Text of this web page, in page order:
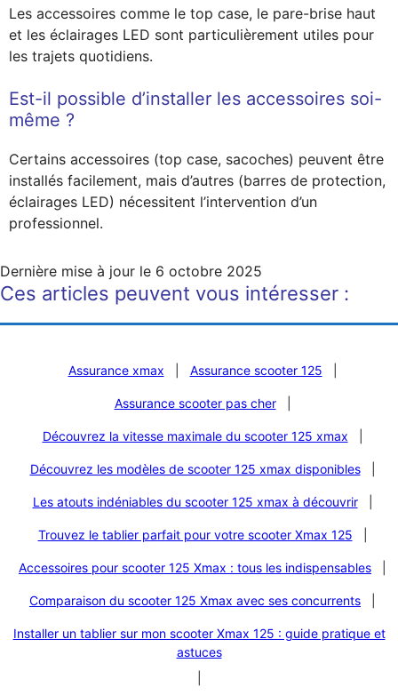
Les accessoires comme le top case, le pare-brise haut
et les éclairages LED sont particulièrement utiles pour
les trajets quotidiens.
Est-il possible d’installer les accessoires soi-
même ?
Certains accessoires (top case, sacoches) peuvent être
installés facilement, mais d’autres (barres de protection,
éclairages LED) nécessitent l’intervention d’un
professionnel.
Dernière mise à jour le 6 octobre 2025
Ces articles peuvent vous intéresser :
Assurance xmax Assurance scooter 125
Assurance scooter pas cher
Découvrez la vitesse maximale du scooter 125 xmax
Découvrez les modèles de scooter 125 xmax disponibles
Les atouts indéniables du scooter 125 xmax à découvrir
Trouvez le tablier parfait pour votre scooter Xmax 125
Accessoires pour scooter 125 Xmax : tous les indispensables
Comparaison du scooter 125 Xmax avec ses concurrents
Installer un tablier sur mon scooter Xmax 125 : guide pratique et
astuces